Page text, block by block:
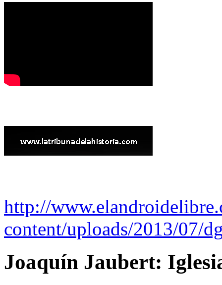
http://
content/uploads/2013/07/
Joaquín Jaubert: